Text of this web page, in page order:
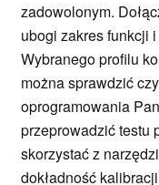
zadowolonym.
ubogi zakres funkcji
Wybranego profilu
można sprawdzić
oprogramowania
przeprowadzić testu
skorzystać z
dokładność